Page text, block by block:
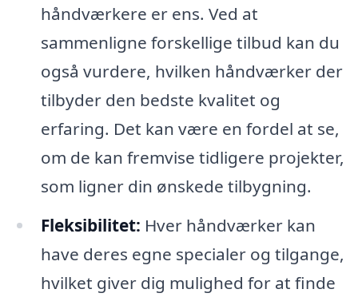
håndværkere er ens. Ved at
sammenligne forskellige tilbud kan du
også vurdere, hvilken håndværker der
tilbyder den bedste kvalitet og
erfaring. Det kan være en fordel at se,
om de kan fremvise tidligere projekter,
som ligner din ønskede tilbygning.
Fleksibilitet: Hver håndværker kan
have deres egne specialer og tilgange,
hvilket giver dig mulighed for at finde